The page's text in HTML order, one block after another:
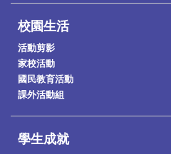
校園生活
活動剪影
家校活動
國民教育活動
課外活動組
學生成就